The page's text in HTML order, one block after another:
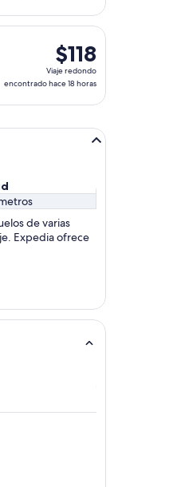
encontrado
hace
18
horas
hace 18 horas
$118
Viaje
redondo,
encontrado
18
$118
Viaje redondo
encontrado hace 18 horas
sept. desde Leknes hacia
de varias
Expedia ofrece